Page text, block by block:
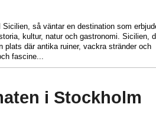
så väntar en destination som
kultur, natur och gastronomi. Sicilien,
plats där antika ruiner, vackra stränder och
fascine...
i Stockholm